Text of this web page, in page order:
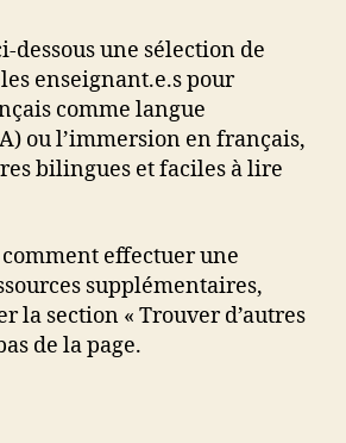
dessous une sélection de
enseignant.e.s pour
comme langue
ou l’immersion en français,
bilingues et faciles à lire
effectuer une
supplémentaires,
la section « Trouver d’autres
de la page.